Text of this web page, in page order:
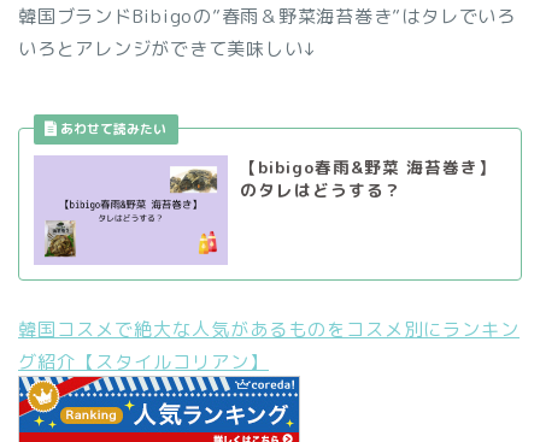
韓国ブランドBibigoの”春雨＆野菜海苔巻き”はタレでいろ
いろとアレンジができて美味しい↓
【bibigo春雨&野菜 海苔巻き】
のタレはどうする？
韓国コスメで絶大な人気があるものをコスメ別にランキン
グ紹介【スタイルコリアン】